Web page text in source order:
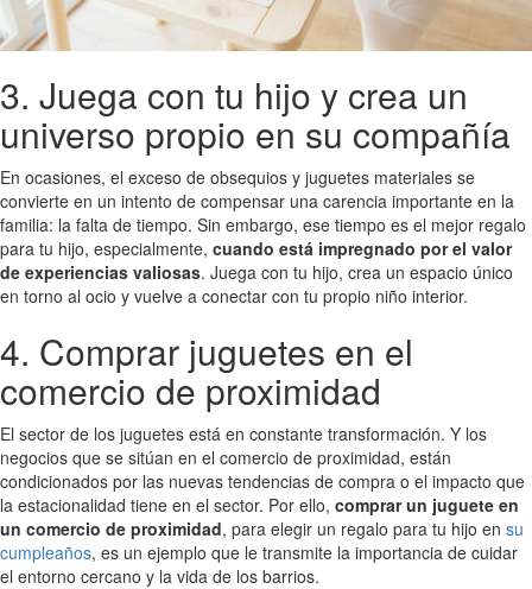
3. Juega con tu hijo y crea un
universo propio en su compañía
En ocasiones, el exceso de obsequios y juguetes materiales se
convierte en un intento de compensar una carencia importante en la
familia: la falta de tiempo. Sin embargo, ese tiempo es el mejor regalo
para tu hijo, especialmente, cuando está impregnado por el valor
de experiencias valiosas. Juega con tu hijo, crea un espacio único
en torno al ocio y vuelve a conectar con tu propio niño interior.
4. Comprar juguetes en el
comercio de proximidad
El sector de los juguetes está en constante transformación. Y los
negocios que se sitúan en el comercio de proximidad, están
condicionados por las nuevas tendencias de compra o el impacto que
la estacionalidad tiene en el sector. Por ello, comprar un juguete en
un comercio de proximidad, para elegir un regalo para tu hijo en su
cumpleaños, es un ejemplo que le transmite la importancia de cuidar
el entorno cercano y la vida de los barrios.